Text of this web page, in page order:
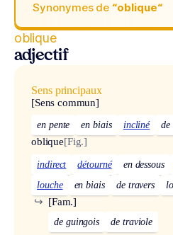
Synonymes de “oblique“
oblique
adjectif
Sens principaux
[Sens commun]
en pente en biais incliné de
oblique[Fig.]
indirect détourné en dessous
louche
en biais de travers
[Fam.]
↪
de guingois de traviole